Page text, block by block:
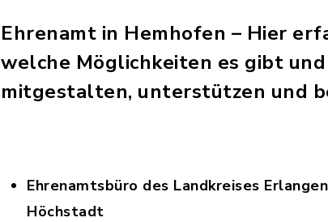
Ehrenamt in Hemhofen – Hier
welche Möglichkeiten es gibt
mitgestalten, unterstützen und
Ehrenamtsbüro des Landkreises
Höchstadt